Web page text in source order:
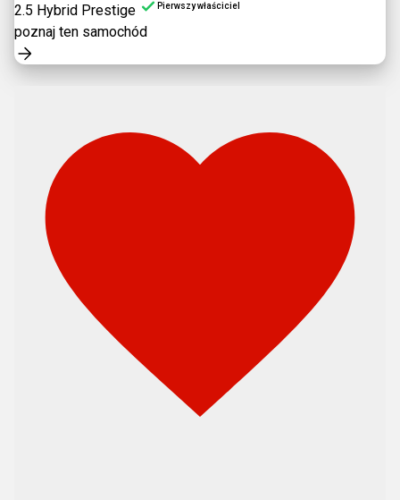
2.5 Hybrid Prestige
Pierwszy właściciel
poznaj ten samochód